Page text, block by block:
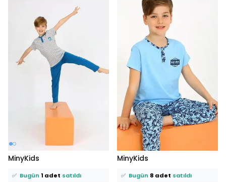
MinyKids
8 kişifavoriledi!
🛒 5 kişisepetine ekledi!
✅ Bugün 1 adet satıldı
MinyKids
⭐️ Bu ürünü14 kişifavoriledi!
🛒 10 kişisepetine ekledi!
✅ Bugün 8 adet satıldı